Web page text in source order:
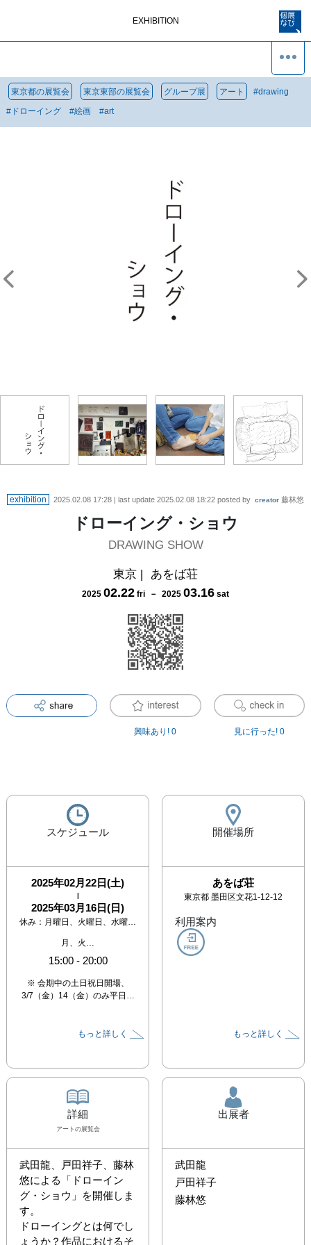
EXHIBITION
東京都の展覧会 東京東部の展覧会 グループ展 アート #drawing
# ドローイング #絵画 #art
exhibition 2025.02.08 17:28 | last update 2025.02.08 18:22 posted by creator 藤林悠
ドローイング・ショウ
DRAWING SHOW
東京 | あをば荘
2025 02.22 fri － 2025 03.16 sat
興味あり! 0 見に行った! 0
スケジュール
2025年02月22日(土)
|
2025年03月16日(日)
休み： 月曜日、火曜日、水曜日、木曜日、金曜日
月、火…
15:00- 20:00
※ 会期中の土日祝日開場、
3/7（金）14（金）のみ平日…
もっと詳しく
開催場所
あをば荘
東京都 墨田区文花1-12-12
利用案内
もっと詳しく
詳細
アート の展覧会
武田龍、戸田祥子、藤林
悠による「ドローイン
グ・ショウ」を開催しま
す。
ドローイングとは何でし
ょうか？作品におけるそ
出展者
武田龍
戸田祥子
藤林悠